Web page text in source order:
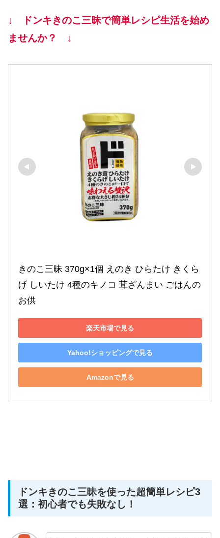
↓ ドンキきのこ三昧で簡単レシピ生活を始め
ませんか？ ↓
きのこ三昧 370g×1個 えのき ひらたけ きくら
げ しいたけ 4種のキノコ 茸ざんまい ごはんの
お供
楽天市場で見る
Yahoo!ショッピングで見る
Amazonで見る
ドンキきのこ三昧を使った超簡単レシピ3
選：初心者でも失敗なし！